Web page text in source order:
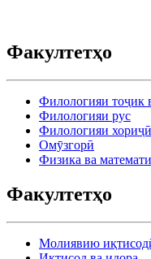
Факултетҳо
Филологияи тоҷик
Филологияи рус
Филологияи хориҷӣ
Омӯзгорӣ
Физика ва
Факултетҳо
Молиявию